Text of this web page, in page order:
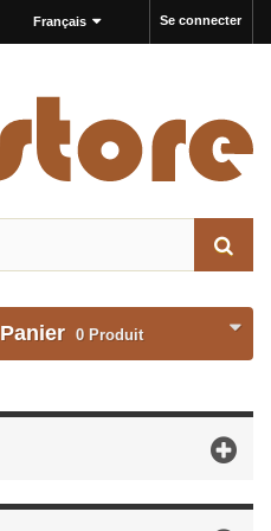
Se connecter
Français
Panier 0 Produit